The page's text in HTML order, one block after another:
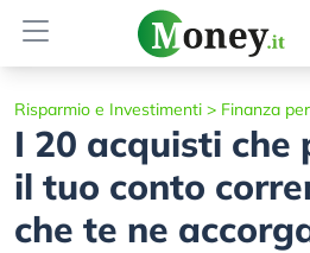
Risparmio e Investimenti > Finanza
I 20 acquisti che
il tuo conto
che te ne